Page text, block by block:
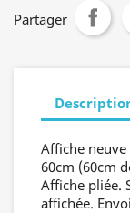
Partager
Affiche
60cm (60cm
Affiche pliée.
affichée.